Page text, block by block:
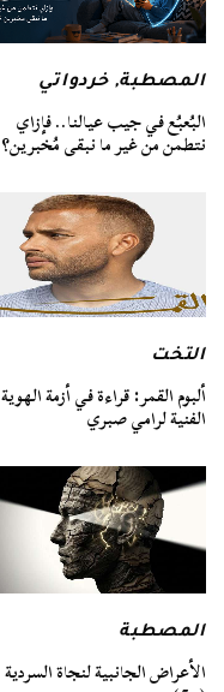
المصطبة,خردواتي
البُعبُع في جيب عيالنا.. فإزاي
نتطمن من غير ما نبقى مُخبرين؟
التخت
ألبوم القمر: قراءة في أزمة الهوية
الفنية لرامي صبري
المصطبة
الأعراض الجانبية لنجاة السردية